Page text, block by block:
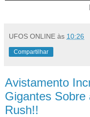
UFOS ONLINE às 10:26
Compartilhar
Avistamento
Gigantes Sobre
Rush!!